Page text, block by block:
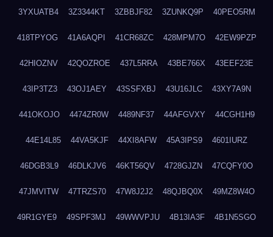
3YXUATB4 3Z3344KT 3ZBBJF82 3ZUNKQ9P 40PEO5RM
418TPYOG 41A6AQPI 41CR68ZC 428MPM7O 42EW9PZP
42HIOZNV 42QOZROE 437L5RRA 43BE766X 43EEF23E
43IP3TZ3 43OJ1AEY 43SSFXBJ 43U16JLC 43XY7A9N
441OKOJO 4474ZR0W 4489NF37 44AFGVXY 44CGH1H9
44E14L85 44VA5KJF 44XI8AFW 45A3IPS9 4601IURZ
46DGB3L9 46DLKJV6 46KT56QV 4728GJZN 47CQFY0O
47JMVITW 47TRZS70 47W8J2J2 48QJBQ0X 49MZ8W4O
49R1GYE9 49SPF3MJ 49WWVPJU 4B13IA3F 4B1N5SGO